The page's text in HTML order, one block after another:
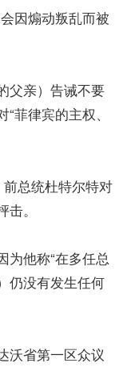
因煽动叛乱而被
亲）告诫不要
菲律宾的主权、
总统杜特尔特对
。
他称“在多任总
仍没有发生任何
省第一区众议